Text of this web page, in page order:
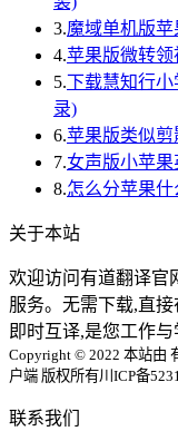
3.魔域单机版
4.苹果版微转
5.下载慧知行
录)
6.苹果版类似剪
7.女声版小苹
8.怎么分苹果
关于本站
欢迎访问有道翻译官
服务。无需下载,直
即时互译,是您工作与
Copyright © 2022 本站由
户端 版权所有川ICP备
联系我们